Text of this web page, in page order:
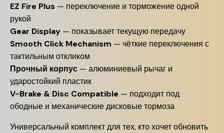
EZ Fire Plus — переключение и торможение одной
рукой
Gear Display — показывает текущую передачу
Smooth Click Mechanism — чёткие переключения с
тактильным откликом
Прочный корпус — алюминиевый рычаг и
ударостойкий пластик
V-Brake & Disc Compatible — подходит под
ободные и механические дисковые тормоза
Универсальный комплект для тех, кто хочет обновить